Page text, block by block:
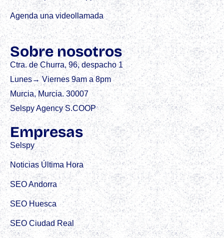
Agenda una videollamada
Sobre nosotros
Ctra. de Churra, 96, despacho 1
Lunes→ Viernes 9am a 8pm
Murcia, Murcia. 30007
Selspy Agency S.COOP
Empresas
Selspy
Noticias Última Hora
SEO Andorra
SEO Huesca
SEO Ciudad Real